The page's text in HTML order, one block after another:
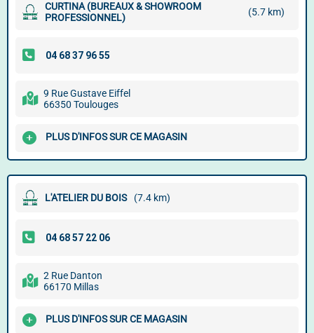
CURTINA (BUREAUX & SHOWROOM
PROFESSIONNEL)
(5.7 km)
9 Rue Gustave Eiffel
66350 Toulouges
PLUS D'INFOS SUR CE MAGASIN
L'ATELIER DU BOIS (7.4 km)
2 Rue Danton
66170 Millas
PLUS D'INFOS SUR CE MAGASIN